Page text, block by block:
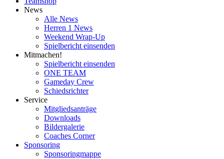
News
Alle News
Herren 1 News
Weekend Wrap-Up
Spielbericht einsenden
Mitmachen!
Spielbericht einsenden
ONE TEAM
Gameday Crew
Schiedsrichter
Service
Mitgliedsanträge
Downloads
Bildergalerie
Coaches Corner
Sponsoring
Sponsoringmappe